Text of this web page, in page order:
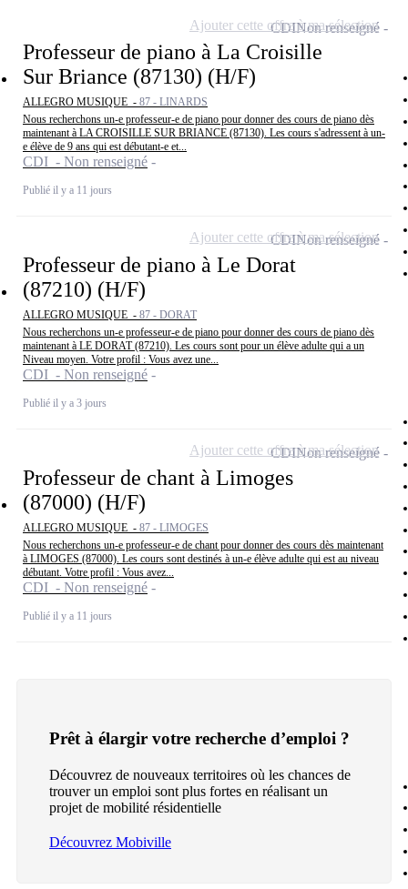
Professeur de piano à La Croisille
Sur Briance (87130) (H/F)
ALLEGRO MUSIQUE - 87 - LINARDS
Nous recherchons un-e professeur-e de piano pour donner des cours de piano dès
maintenant à LA CROISILLE SUR BRIANCE (87130). Les cours s'adressent à un-
e élève de 9 ans qui est débutant-e et...
CDI - Non renseigné
Publié il y a 11 jours
CDINon renseigné
Ajouter cette offre à ma sélection
Professeur de piano à Le Dorat
(87210) (H/F)
ALLEGRO MUSIQUE - 87 - DORAT
Nous recherchons un-e professeur-e de piano pour donner des cours de piano dès
maintenant à LE DORAT (87210). Les cours sont pour un élève adulte qui a un
Niveau moyen. Votre profil : Vous avez une...
CDI - Non renseigné
Publié il y a 3 jours
CDINon renseigné
Ajouter cette offre à ma sélection
Professeur de chant à Limoges
(87000) (H/F)
ALLEGRO MUSIQUE - 87 - LIMOGES
Nous recherchons un-e professeur-e de chant pour donner des cours dès maintenant
à LIMOGES (87000). Les cours sont destinés à un-e élève adulte qui est au niveau
débutant. Votre profil : Vous avez...
CDI - Non renseigné
Publié il y a 11 jours
CDINon renseigné
Ajouter cette offre à ma sélection
Prêt à élargir votre recherche d’emploi ?
Découvrez de nouveaux territoires où les chances de
trouver un emploi sont plus fortes en réalisant un
projet de mobilité résidentielle
Découvrez Mobiville